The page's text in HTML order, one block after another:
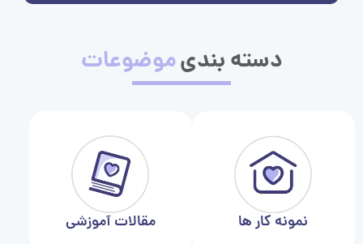
دسته بندیموضوعات
نمونه کار ها مقالات آموزشی